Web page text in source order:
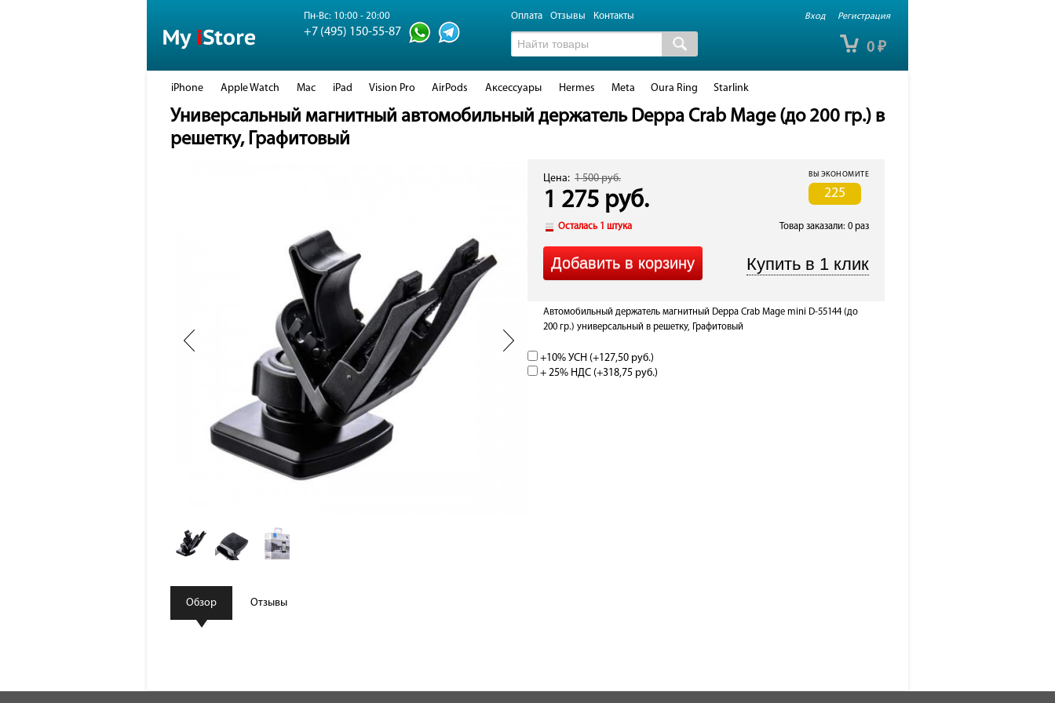
Вход Регистрация
Пн-Вс: 10:00 - 20:00
+7 (495) 150-55-87
Оплата Отзывы Контакты
0 ₽
iPhone Apple Watch Mac iPad Vision Pro AirPods Аксессуары Hermes Meta Oura Ring Starlink
Универсальный магнитный автомобильный держатель Deppa Crab Mage (до 200 гр.) в
решетку, Графитовый
Цена: 1 500 руб. ВЫ ЭКОНОМИТЕ
225
1 275 руб.
Осталась 1 штука Товар заказали: 0 раз
Автомобильный держатель магнитный Deppa Crab Mage mini D-55144 (до
200 гр.) универсальный в решетку, Графитовый
+10% УСН (+127,50 руб.)
+ 25% НДС (+318,75 руб.)
Обзор Отзывы